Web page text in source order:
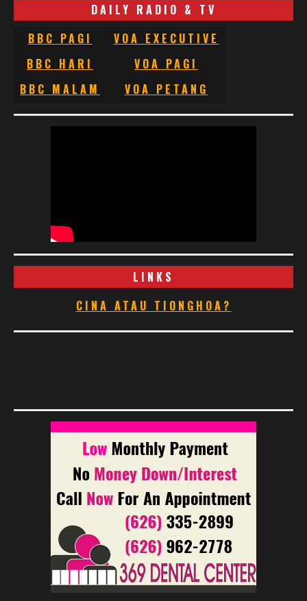
DAILY RADIO & TV
BBC PAGI
VOA EXECUTIVE
BBC HARI
VOA PAGI
BBC MALAM
VOA PETANG
LINKS
CINA ATAU TIONGHOA?